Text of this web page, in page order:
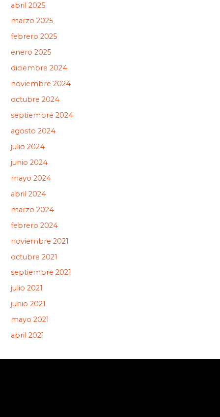
abril 2025
marzo 2025
febrero 2025
enero 2025
diciembre 2024
noviembre 2024
octubre 2024
septiembre 2024
agosto 2024
julio 2024
junio 2024
mayo 2024
abril 2024
marzo 2024
febrero 2024
noviembre 2021
octubre 2021
septiembre 2021
julio 2021
junio 2021
mayo 2021
abril 2021